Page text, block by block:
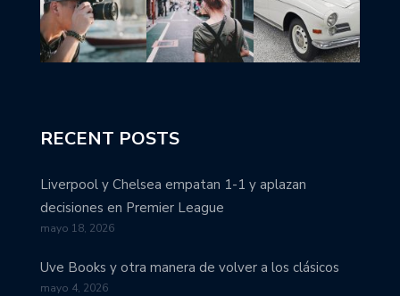
RECENT POSTS
Liverpool y Chelsea empatan 1-1 y aplazan
decisiones en Premier League
mayo 18, 2026
Uve Books y otra manera de volver a los clásicos
mayo 4, 2026